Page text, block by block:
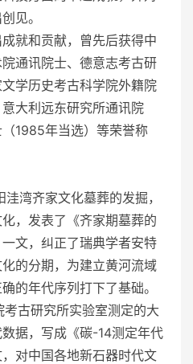
见。
就和贡献，曾先后获得中
通讯院士、德意志考古研
学历史考古科学院外籍院
大利远东研究所通讯院
1985年当选）等荣誉称
湾齐家文化墓葬的发掘，
，发表了《齐家期墓葬的
文，纠正了瑞典学者安特
的分期，为建立黄河流域
的年代序列打下了基础。
古研究所实验室测定的大
据，写成《碳-14测定年代
对中国各地新石器时代文